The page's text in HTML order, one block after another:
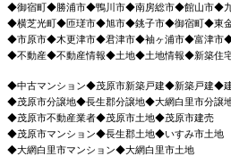
◆御宿町◆勝浦市◆鴨川市◆南房総市◆館山市◆九
◆横芝光町◆匝瑳市◆旭市◆銚子市◆御宿町◆東
◆市原市◆木更津市◆君津市◆袖ヶ浦市◆富津市
◆不動産◆不動産情報◆土地◆土地情報◆新築住
◆中古マンション◆茂原市新築戸建◆新築戸建◆
◆茂原市分譲地◆長生郡分譲地◆大網白里市分譲
◆茂原市不動産業者◆茂原市土地◆茂原市建売
◆茂原市マンション◆長生郡土地◆いすみ市土地
◆大網白里市マンション◆大網白里市土地